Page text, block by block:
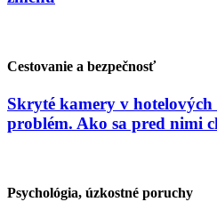
Cestovanie a bezpečnosť
Skryté kamery v hotelových
problém. Ako sa pred nimi
Psychológia, úzkostné poruchy